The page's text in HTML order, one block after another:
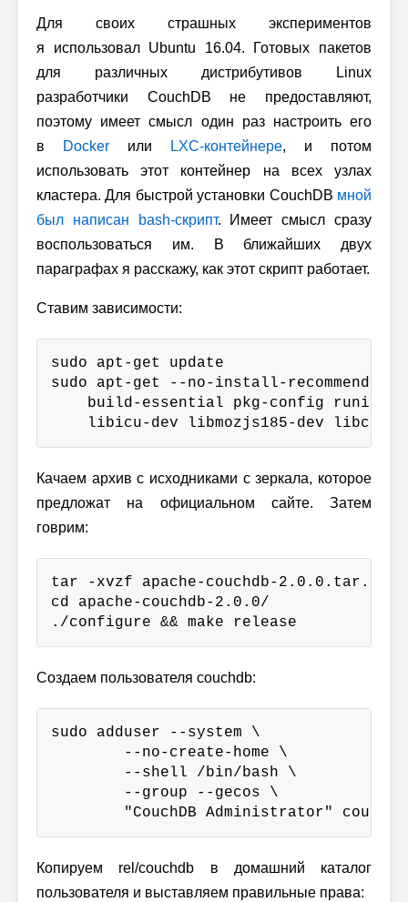
Для своих страшных экспериментов
я использовал Ubuntu 16.04. Готовых пакетов
для различных дистрибутивов Linux
разработчики CouchDB не предоставляют,
поэтому имеет смысл один раз настроить его
в
Docker или LXC-контейнере, и потом
использовать этот контейнер на всех узлах
кластера. Для быстрой установки CouchDB мной
был написан bash-скрипт. Имеет смысл сразу
воспользоваться им. В ближайших двух
параграфах я расскажу, как этот скрипт работает.
Ставим зависимости:
sudo apt-get update
sudo apt-get --no-install-recommends
build-essential pkg-config runit
libicu-dev libmozjs185-dev
Качаем архив с исходниками с зеркала, которое
предложат на официальном сайте. Затем
говрим:
tar -xvzf apache-couchdb-2.0.0.tar.gz
cd apache-couchdb-2.0.0/
./configure && make release
Создаем пользователя couchdb:
sudo adduser --system \
        --no-create-home \
        --shell /bin/bash \
        --group --gecos \
        "CouchDB Administrator" couchdb
Копируем rel/couchdb в домашний каталог
пользователя и выставляем правильные права: